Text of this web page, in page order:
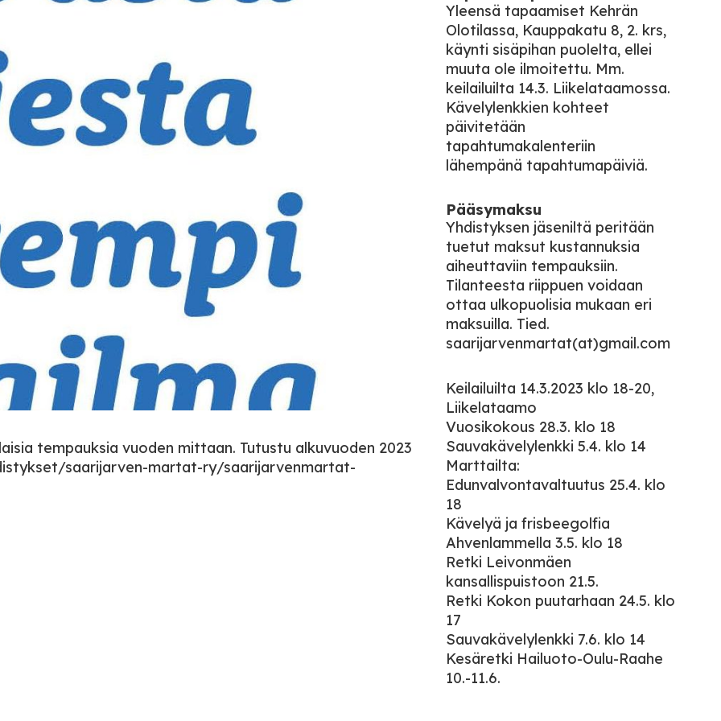
tempauksia vuoden mittaan. Tutustu alkuvuoden 2023
saarijarven-martat-ry/saarijarvenmartat-
Yleensä tapaamiset Kehrän
Olotilassa, Kauppakatu 8, 2. krs,
käynti sisäpihan puolelta, ellei
muuta ole ilmoitettu. Mm.
keilailuilta 14.3. Liikelataamossa.
Kävelylenkkien kohteet
päivitetään
tapahtumakalenteriin
lähempänä tapahtumapäiviä.
Pääsymaksu
Yhdistyksen jäseniltä peritään
tuetut maksut kustannuksia
aiheuttaviin tempauksiin.
Tilanteesta riippuen voidaan
ottaa ulkopuolisia mukaan eri
maksuilla. Tied.
saarijarvenmartat(at)gmail.com
Keilailuilta 14.3.2023 klo 18-20,
Liikelataamo
Vuosikokous 28.3. klo 18
Sauvakävelylenkki 5.4. klo 14
Marttailta:
Edunvalvontavaltuutus 25.4. klo
18
Kävelyä ja frisbeegolfia
Ahvenlammella 3.5. klo 18
Retki Leivonmäen
kansallispuistoon 21.5.
Retki Kokon puutarhaan 24.5. klo
17
Sauvakävelylenkki 7.6. klo 14
Kesäretki Hailuoto-Oulu-Raahe
10.-11.6.